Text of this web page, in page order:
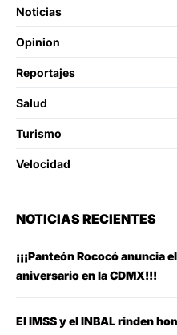
Noticias
Opinion
Reportajes
Salud
Turismo
Velocidad
NOTICIAS RECIENTES
¡¡¡Panteón Rococó anuncia
aniversario en la CDMX!!!
El IMSS y el INBAL rinden